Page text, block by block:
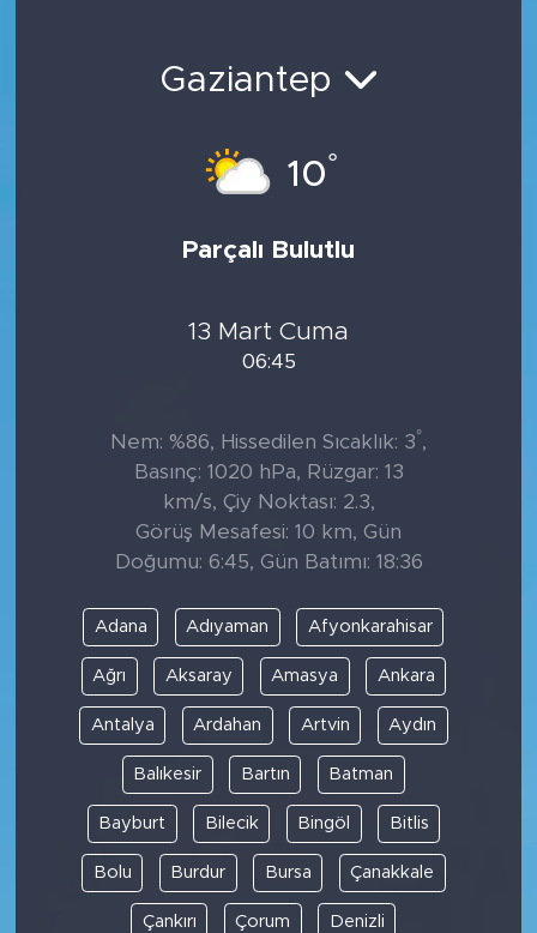
Gaziantep
10°
Parçalı Bulutlu
13 Mart Cuma
06:45
Nem: %86, Hissedilen Sıcaklık: 3°,
Basınç: 1020 hPa, Rüzgar: 13
km/s, Çiy Noktası: 2.3,
Görüş Mesafesi: 10 km, Gün
Doğumu: 6:45, Gün Batımı: 18:36
Adana Adıyaman Afyonkarahisar
Ağrı Aksaray Amasya Ankara
Antalya Ardahan Artvin Aydın
Balıkesir Bartın Batman
Bayburt Bilecik Bingöl Bitlis
Bolu Burdur Bursa Çanakkale
Çankırı Çorum Denizli